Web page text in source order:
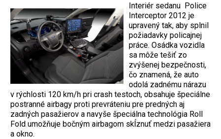
Interiér sedanu Police
Interceptor 2012 je
upravený tak, aby splnil
požiadavky policajnej
práce. Osádka vozidla
sa môže tešiť zo
zvýšenej bezpečnosti,
čo znamená, že auto
odolá zadnému nárazu
v rýchlosti 120 km/h pri crash testoch, obsahuje špeciálne
postranné airbagy proti prevráteniu pre predných aj
zadných pasažierov a navyše špeciálna technológia Roll
Fold umožňuje bočným airbagom skĺznuť medzi pasažiera
a okno.